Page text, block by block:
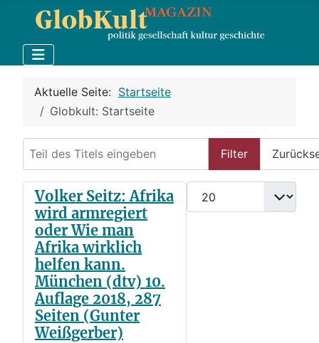
Aktuelle Seite: Startseite
Globkult: Startseite
Filter
Anzeige #
Volker Seitz: Afrika
wird armregiert
oder Wie man
Afrika wirklich
helfen kann.
München (dtv) 10.
Auflage 2018, 287
Seiten (Gunter
Weißgerber)